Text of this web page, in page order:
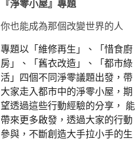
『淨零小屋』專題
你也能成為那個改變世界的人
專題以「維修再生」、「惜食廚
房」、「舊衣改造」、「都市綠
活」四個不同淨零議題出發，帶
大家走入都市中的淨零小屋，期
望透過這些行動經驗的分享， 能
帶來更多啟發，透過大家的行動
參與，不斷創造大手拉小手的生